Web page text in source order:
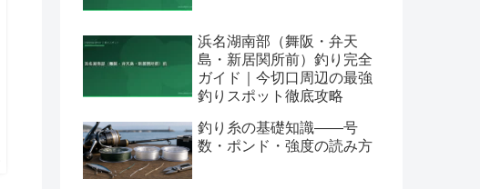
浜名湖南部（舞阪・弁天
島・新居関所前）釣り完全
ガイド｜今切口周辺の最強
釣りスポット徹底攻略
釣り糸の基礎知識——号
数・ポンド・強度の読み方